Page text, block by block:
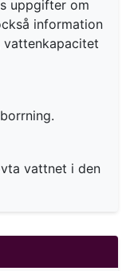
uppgifter om
information
vattnet i den